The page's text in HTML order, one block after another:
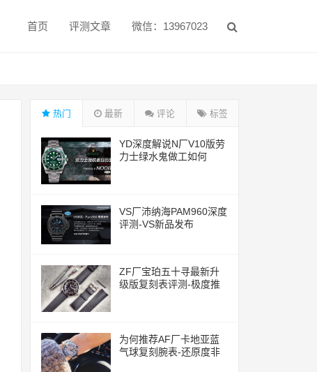
首页 评测文章 微信：13967023
热门 最新 评论 标签
YD深度解说N厂V10版劳
力士绿水鬼做工如何
VS厂沛纳海PAM960深度
评测-VS新品发布
ZF厂宝珀五十寻最新升
级版复刻表评测-极度推
为何推荐AF厂卡地亚蓝
气球复刻腕表-还原度非